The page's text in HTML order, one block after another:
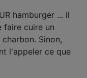
hamburger ... il
faire cuire un
Sinon,
l'appeler ce que